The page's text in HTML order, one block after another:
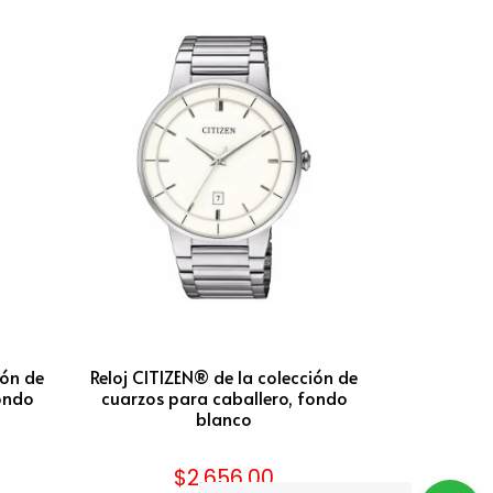
de
Reloj CITIZEN® de la colección de
cuarzos para caballero, fondo
blanco
$2,656.00